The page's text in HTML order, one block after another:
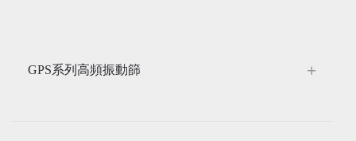
GPS系列高頻振動篩